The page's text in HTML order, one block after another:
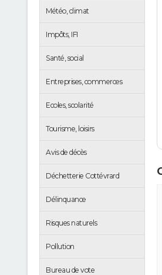
Météo, climat
Impôts, IFI
Santé, social
Entreprises, commerces
Ecoles, scolarité
Tourisme, loisirs
Avis de décès
Déchetterie Cottévrard
Délinquance
Risques naturels
Pollution
Bureau de vote